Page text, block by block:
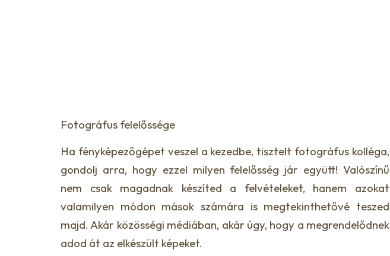
Fotográfus felelőssége
Ha fényképezőgépet veszel a kezedbe, tisztelt fotográfus kolléga,
gondolj arra, hogy ezzel milyen felelősség jár együtt! Valószínű
nem csak magadnak készíted a felvételeket, hanem azokat
valamilyen módon mások számára is megtekinthetővé teszed
majd. Akár közösségi médiában, akár úgy, hogy a megrendelődnek
adod át az elkészült képeket.